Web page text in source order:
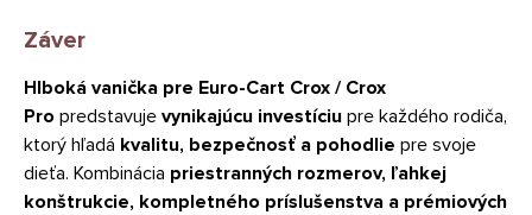
Záver
Hlboká vanička pre Euro-Cart Crox / Crox
Pro predstavuje vynikajúcu investíciu pre každého rodiča,
ktorý hľadá kvalitu, bezpečnosť a pohodlie pre svoje
dieťa. Kombinácia priestranných rozmerov, ľahkej
konštrukcie, kompletného príslušenstva a prémiových